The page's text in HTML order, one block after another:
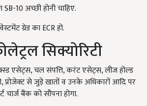
10 अच्‍छी होनी चाहिए.
ग्रेड का ECR हो.
सिक्योरिटी
एसेट्स, चल संपत्ति, करंट एसेट्स, लीज होल्ड
प्रोजेक्ट से जुड़े खातों व उनके अधिकारों आदि पर
बैंक को सौंपना होगा.